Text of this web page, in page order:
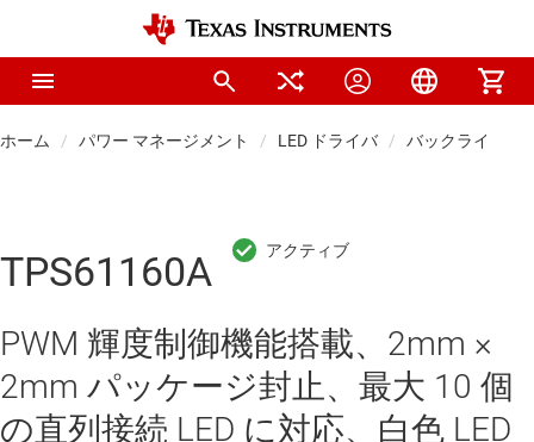
ホーム パワー マネージメント LED ドライバ バックライト
TPS61160A
PWM 輝度制御機能搭載、2mm ×
2mm パッケージ封止、最大 10 個
の直列接続 LED に対応、白色 LED